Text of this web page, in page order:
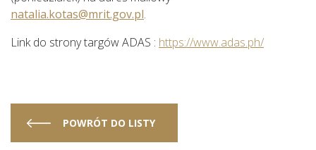
natalia.kotas@mrit.gov.pl.
Link do strony targów ADAS : https://www.adas.ph/
POWRÓT DO LISTY